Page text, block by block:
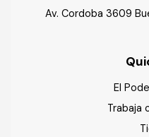
Av. Cordoba 3609
El
Trabaja